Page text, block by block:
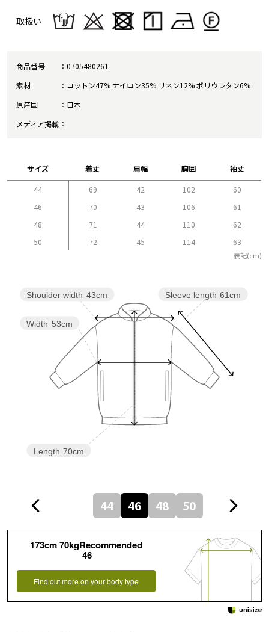
取扱い
商品番号
0705480261
素材
コットン47% ナイロン35% リネン12% ポリウレタン6%
原産国
日本
メディア掲載
サイズ 着丈 肩幅 胸囲 袖丈
44 69 42 102
60
46
70 43 106
61
48
71 44 110
62
50
72 45 114 63
表記(cm)
Sleeve length 61cm
Length 70cm
Width 53cm
Shoulder width 43cm
44 46 48 50
173cm 70kgRecommended
46
Find out more on your body type